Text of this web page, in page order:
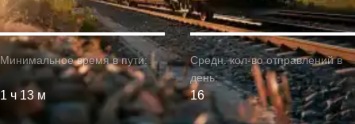
Минимальное время в пути:
1 ч 13 м
Средн. кол-во отправлений в
день:
16